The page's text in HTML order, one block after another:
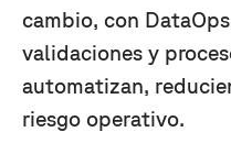
cambio, con
validaciones y
automatizan,
riesgo operativo.